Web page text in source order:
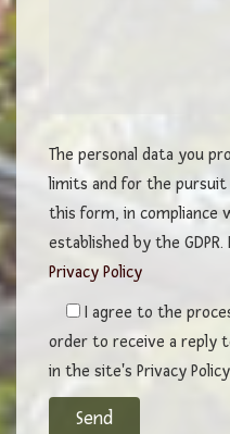
The personal data you
limits and for the
this form, in compliance
established by the
Privacy Policy
I agree to the
order to receive a reply
in the site's Privacy